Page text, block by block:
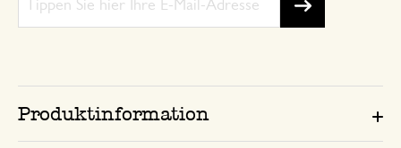
Produktinformation